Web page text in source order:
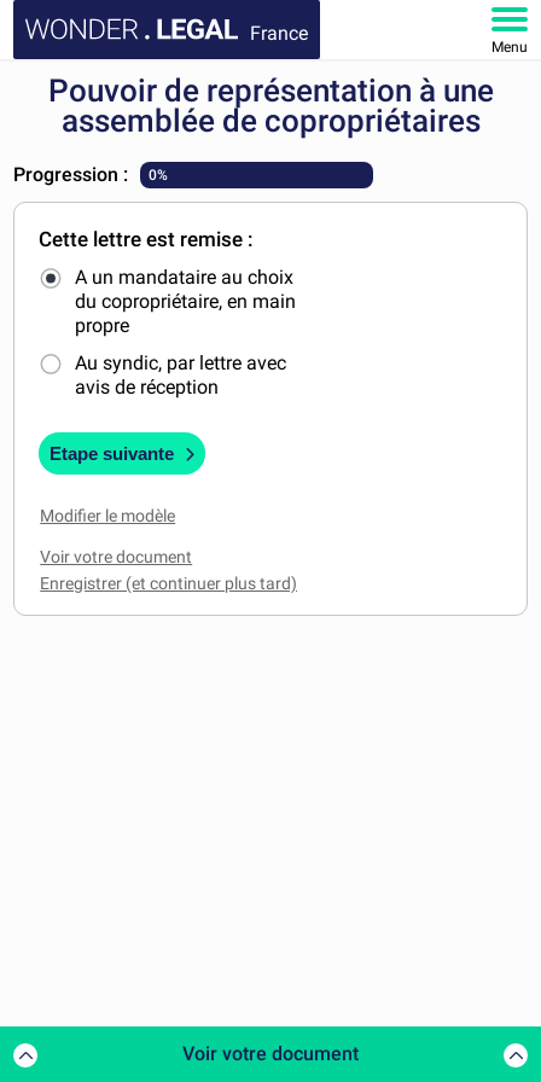
France
Menu
ACCUEIL
MON COMPTE
Pouvoir de représentation à une
assemblée de copropriétaires
Progression : 0%
Cette lettre est remise :
A un mandataire au choix
du copropriétaire, en main
propre
Au syndic, par lettre avec
avis de réception
Etape suivante
Modifier le modèle
Voir votre document
Voir votre document